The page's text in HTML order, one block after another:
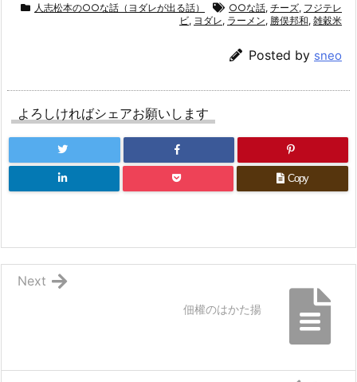
人志松本の○○な話（ヨダレが出る話） ○○な話, チーズ, フジテレ
ビ, ヨダレ, ラーメン, 勝俣邦和, 雑穀米
Posted by sneo
よろしければシェアお願いします
Copy
佃權のはかた揚
Next